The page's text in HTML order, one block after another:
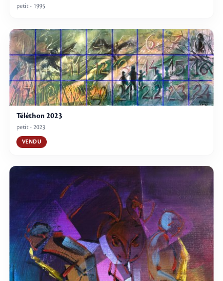
petit - 1995
Téléthon 2023
petit - 2023
VENDU